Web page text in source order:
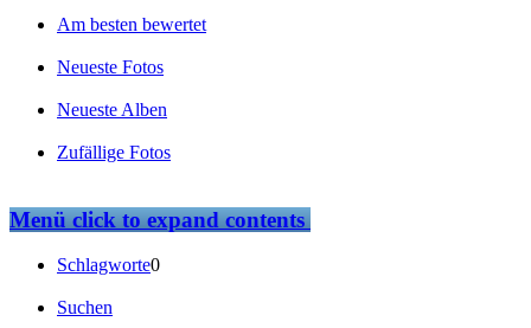
Am besten bewertet
Neueste Fotos
Neueste Alben
Zufällige Fotos
Menüclick to expand contents
Schlagworte0
Suchen